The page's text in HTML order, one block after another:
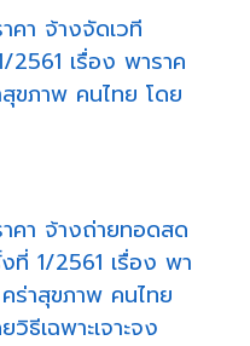
คา จ้างจัดเวที
2561 เรื่อง พาราค
ขภาพ คนไทย โดย
าคา จ้างถ่ายทอดสด
งที่ 1/2561 เรื่อง พา
ร่าสุขภาพ คนไทย
วิธีเฉพาะเจาะจง